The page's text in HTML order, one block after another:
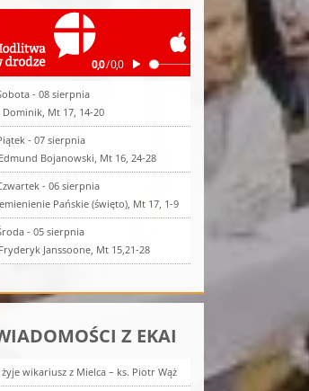
- 08 sierpnia
Dominik, Mt 17, 14-20
- 07 sierpnia
Edmund Bojanowski, Mt 16, 24-28
- 06 sierpnia
Pańskie (święto), Mt 17, 1-9
- 05 sierpnia
Fryderyk Janssoone, Mt 15,21-28
Z EKAI
żyje wikariusz z Mielca – ks. Piotr Wąż